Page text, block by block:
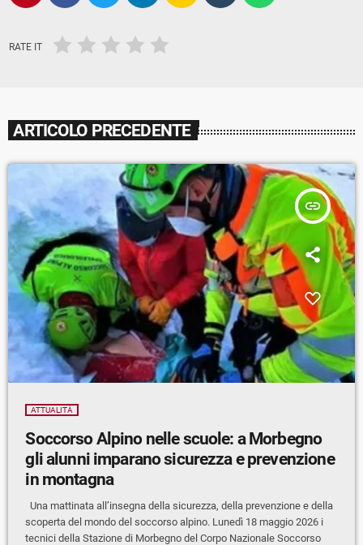
RATE IT
ARTICOLO PRECEDENTE
insert_link
ATTUALITÀ
Soccorso Alpino nelle scuole: a Morbegno
gli alunni imparano sicurezza e prevenzione
in montagna
Una mattinata all’insegna della sicurezza, della prevenzione e della
scoperta del mondo del soccorso alpino. Lunedì 18 maggio 2026 i
tecnici della Stazione di Morbegno del Corpo Nazionale Soccorso